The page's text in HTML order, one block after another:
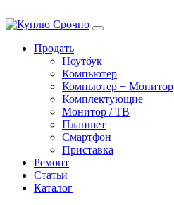
Продать
Ноутбук
Компьютер
Компьютер + Монитор
Комплектующие
Монитор / ТВ
Планшет
Смартфон
Приставка
Ремонт
Статьи
Каталог